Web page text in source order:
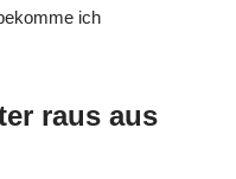
ich
raus aus